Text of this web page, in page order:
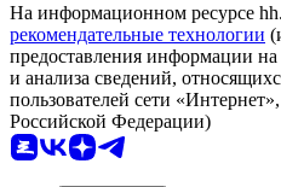
На информационном ресурсе
рекомендательные технологии
предоставления информации на
и анализа сведений,
пользователей сети
Российской Федерации)